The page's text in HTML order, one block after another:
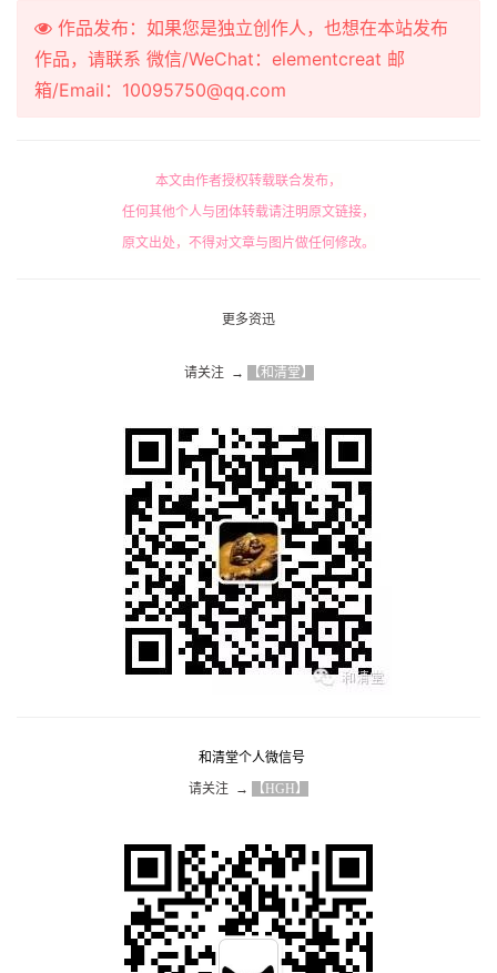
作品发布：如果您是独立创作人，也想在本站发布
作品，请联系 微信/WeChat：elementcreat 邮
箱/Email：10095750@qq.com
本文由作者授权转载联合发布，
任何其他个人与团体转载请注明原文链接，
原文出处，不得对文章与图片做任何修改。
更多资迅
请关注  → 【和清堂】
和清堂个人微信号
请关注  → 【HGH】